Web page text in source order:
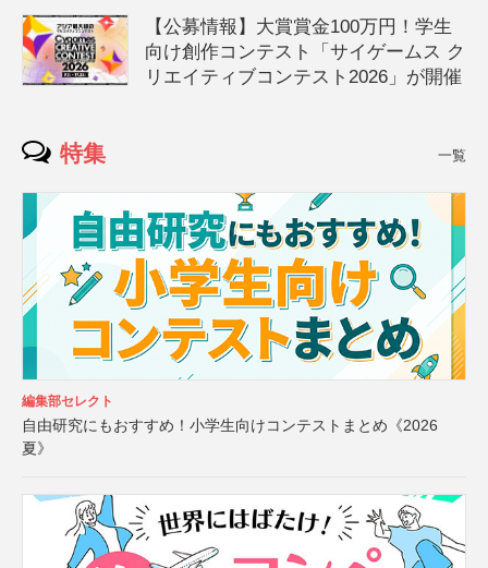
【公募情報】大賞賞金100万円！学生
向け創作コンテスト「サイゲームス ク
リエイティブコンテスト2026」が開催
特集 一覧
編集部セレクト
自由研究にもおすすめ！小学生向けコンテストまとめ《2026
夏》